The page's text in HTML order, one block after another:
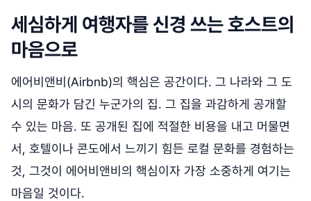
세심하게 여행자를 신경 쓰는 호스트의
마음으로
에어비앤비(Airbnb)의 핵심은 공간이다. 그 나라와 그 도
시의 문화가 담긴 누군가의 집. 그 집을 과감하게 공개할
수 있는 마음. 또 공개된 집에 적절한 비용을 내고 머물면
서, 호텔이나 콘도에서 느끼기 힘든 로컬 문화를 경험하는
것, 그것이 에어비앤비의 핵심이자 가장 소중하게 여기는
마음일 것이다.